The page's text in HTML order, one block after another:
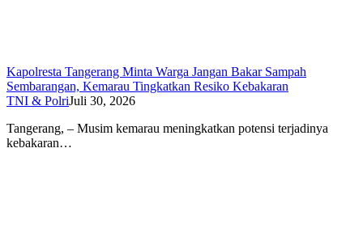
Kapolresta Tangerang Minta Warga Jangan Bakar Sampah
Sembarangan, Kemarau Tingkatkan Resiko Kebakaran
TNI & PolriJuli 30, 2026
Tangerang, – Musim kemarau meningkatkan potensi terjadinya
kebakaran…